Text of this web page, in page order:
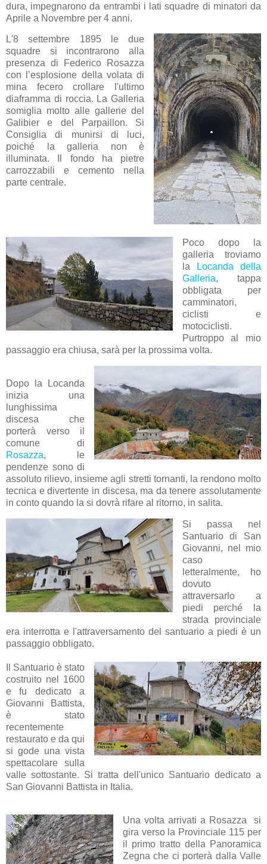
dura, impegnarono da entrambi i lati squadre di minatori da
Aprile a Novembre per 4 anni.
L'8 settembre 1895 le due
squadre si incontrarono alla
presenza di Federico Rosazza
con l’esplosione della volata di
mina fecero crollare l'ultimo
diaframma di roccia. La Galleria
somiglia molto alle gallerie del
Galibier e del Parpaillon. Si
Consiglia di munirsi di luci,
poiché la galleria non è
illuminata. Il fondo ha pietre
carrozzabili e cemento nella
parte centrale.
Poco dopo la
galleria troviamo
la
Locanda della
Galleria, tappa
obbligata per
camminatori,
ciclisti e
motociclisti.
Purtroppo al mio
passaggio era chiusa, sarà per la prossima volta.
Dopo la Locanda
inizia una
lunghissima
discesa che
porterà verso il
comune di
Rosazza, le
pendenze sono di
assoluto rilievo, insieme agli stretti tornanti, la rendono molto
tecnica e divertente in discesa, ma da tenere assolutamente
in conto quando la si dovrà rifare al ritorno, in salita.
Si passa nel
Santuario di San
Giovanni, nel mio
caso
letteralmente, ho
dovuto
attraversarlo a
piedi perché la
strada provinciale
era interrotta e l'attraversamento del santuario a piedi è un
passaggio obbligato.
Il Santuario è stato
costruito nel 1600
e fu dedicato a
Giovanni Battista,
è stato
recentemente
restaurato e da qui
si gode una vista
spettacolare sulla
valle sottostante. Si tratta dell'unico Santuario dedicato a
San Giovanni Battista in Italia.
Una volta arrivati a Rosazza si
gira verso la Provinciale 115 per
il primo tratto della Panoramica
Zegna che ci porterà dalla Valle